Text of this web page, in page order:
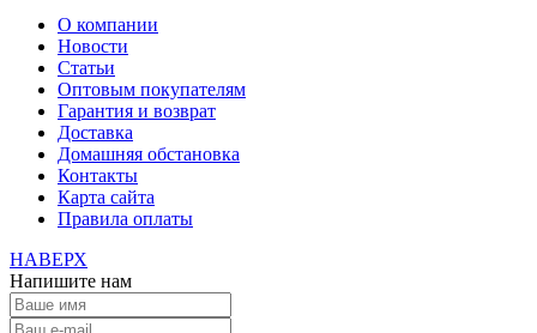
О компании
Новости
Статьи
Оптовым покупателям
Гарантия и возврат
Доставка
Домашняя обстановка
Контакты
Карта сайта
Правила оплаты
НАВЕРХ
Напишите нам